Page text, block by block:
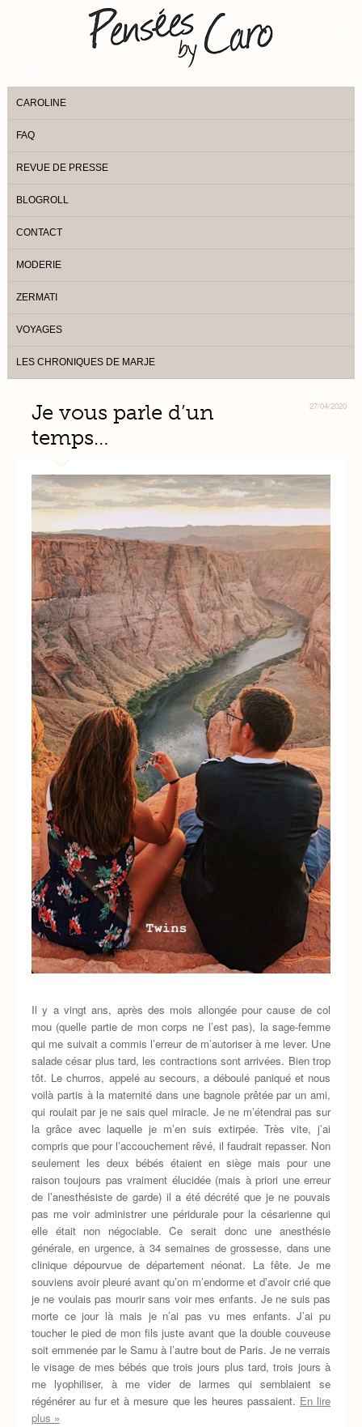
CAROLINE
FAQ
REVUE DE PRESSE
BLOGROLL
CONTACT
MODERIE
ZERMATI
VOYAGES
LES CHRONIQUES DE MARJE
27/04/2020
Je vous parle d’un
temps…
Il y a vingt ans, après des mois allongée pour cause de col
mou (quelle partie de mon corps ne l’est pas), la sage-femme
qui me suivait a commis l’erreur de m’autoriser à me lever. Une
salade césar plus tard, les contractions sont arrivées. Bien trop
tôt. Le churros, appelé au secours, a déboulé paniqué et nous
voilà partis à la maternité dans une bagnole prêtée par un ami,
qui roulait par je ne sais quel miracle. Je ne m’étendrai pas sur
la grâce avec laquelle je m’en suis extirpée. Très vite, j’ai
compris que pour l’accouchement rêvé, il faudrait repasser. Non
seulement les deux bébés étaient en siège mais pour une
raison toujours pas vraiment élucidée (mais à priori une erreur
de l’anesthésiste de garde) il a été décrété que je ne pouvais
pas me voir administrer une péridurale pour la césarienne qui
elle était non négociable. Ce serait donc une anesthésie
générale, en urgence, à 34 semaines de grossesse, dans une
clinique dépourvue de département néonat. La fête. Je me
souviens avoir pleuré avant qu’on m’endorme et d’avoir crié que
je ne voulais pas mourir sans voir mes enfants. Je ne suis pas
morte ce jour là mais je n’ai pas vu mes enfants. J’ai pu
toucher le pied de mon fils juste avant que la double couveuse
soit emmenée par le Samu à l’autre bout de Paris. Je ne verrais
le visage de mes bébés que trois jours plus tard, trois jours à
me lyophiliser, à me vider de larmes qui semblaient se
régénérer au fur et à mesure que les heures passaient. En lire
plus »